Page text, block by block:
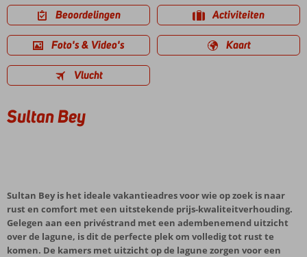
Beoordelingen Activiteiten
Foto's & Video's Kaart
Vlucht
Sultan Bey
Sultan Bey is het ideale vakantieadres voor wie op zoek is naar
rust en comfort met een uitstekende prijs-kwaliteitverhouding.
Gelegen aan een privéstrand met een adembenemend uitzicht
over de lagune, is dit de perfecte plek om volledig tot rust te
komen. De kamers met uitzicht op de lagune zorgen voor een